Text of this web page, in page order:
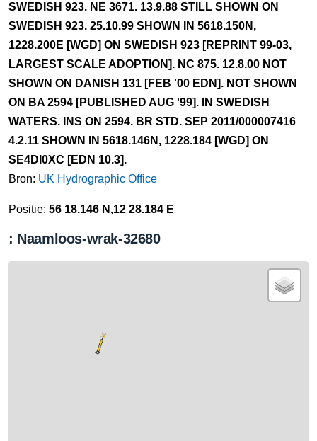
SWEDISH 923. NE 3671. 13.9.88 STILL SHOWN ON
SWEDISH 923. 25.10.99 SHOWN IN 5618.150N,
1228.200E [WGD] ON SWEDISH 923 [REPRINT 99-03,
LARGEST SCALE ADOPTION]. NC 875. 12.8.00 NOT
SHOWN ON DANISH 131 [FEB '00 EDN]. NOT SHOWN
ON BA 2594 [PUBLISHED AUG '99]. IN SWEDISH
WATERS. INS ON 2594. BR STD. SEP 2011/000007416
4.2.11 SHOWN IN 5618.146N, 1228.184 [WGD] ON
SE4DI0XC [EDN 10.3].
Bron: UK Hydrographic Office
Positie: 56 18.146 N,12 28.184 E
: Naamloos-wrak-32680